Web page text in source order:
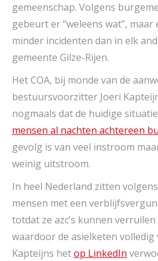
gemeenschap. Volgens
gebeurt er “weleens wat”,
minder incidenten dan in elk
gemeente Gilze-Rijen.
Het COA, bij monde van de
bestuursvoorzitter Joeri
nogmaals dat de huidige
mensen al nachten achtereen
gevolg is van veel instroom
weinig uitstroom.
In heel Nederland zitten
mensen met een
totdat ze azc’s kunnen
waardoor de asielketen volledig
Kapteijns hetop LinkedIn